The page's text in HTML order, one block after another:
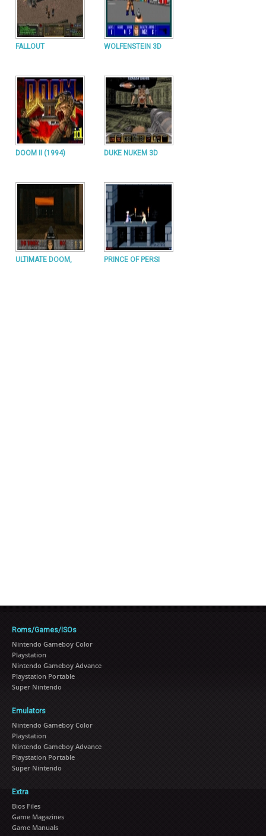
FALLOUT WOLFENSTEIN 3D
DOOM II (1994) DUKE NUKEM 3D
ULTIMATE DOOM, PRINCE OF PERSI
Roms/Games/ISOs
Nintendo Gameboy Color
Playstation
Nintendo Gameboy Advance
Playstation Portable
Super Nintendo
Emulators
Nintendo Gameboy Color
Playstation
Nintendo Gameboy Advance
Playstation Portable
Super Nintendo
Extra
Bios Files
Game Magazines
Game Manuals